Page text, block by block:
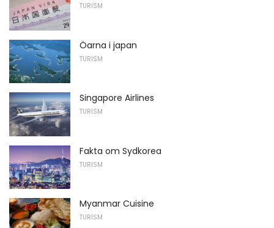
TURISM
Öarna i japan
TURISM
Singapore Airlines
TURISM
Fakta om Sydkorea
TURISM
Myanmar Cuisine
TURISM